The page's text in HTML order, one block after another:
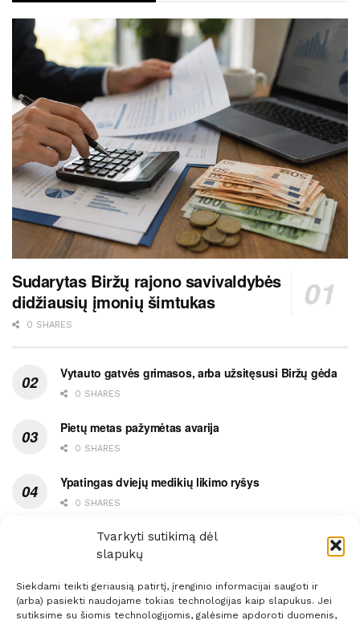
Tvarkyti sutikimą dėl
slapukų
Siekdami teikti geriausią patirtį, įrenginio informacijai saugoti ir
(arba) pasiekti naudojame tokias technologijas kaip slapukus. Jei
sutiksime su šiomis technologijomis, galėsime apdoroti duomenis,
Sudarytas Biržų rajono savivaldybės
didžiausių įmonių šimtukas
0 SHARES
Vytauto gatvės grimasos, arba užsitęsusi Biržų gėda
0 SHARES
Pietų metas pažymėtas avarija
0 SHARES
Ypatingas dviejų medikių likimo ryšys
0 SHARES
Ašaromis baigęsis užėjimas į piceriją
0 SHARES